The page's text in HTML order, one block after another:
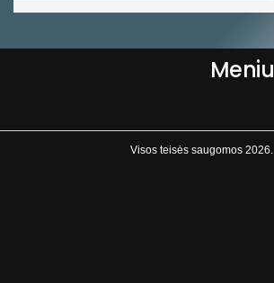
Meniu
Visos teisės saugomos 2026.